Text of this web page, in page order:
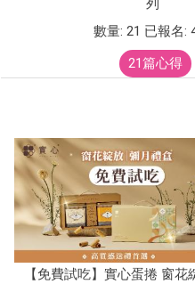
列
數量: 21 已報名:
21篇心得
【免費試吃】實心蛋捲 窗花